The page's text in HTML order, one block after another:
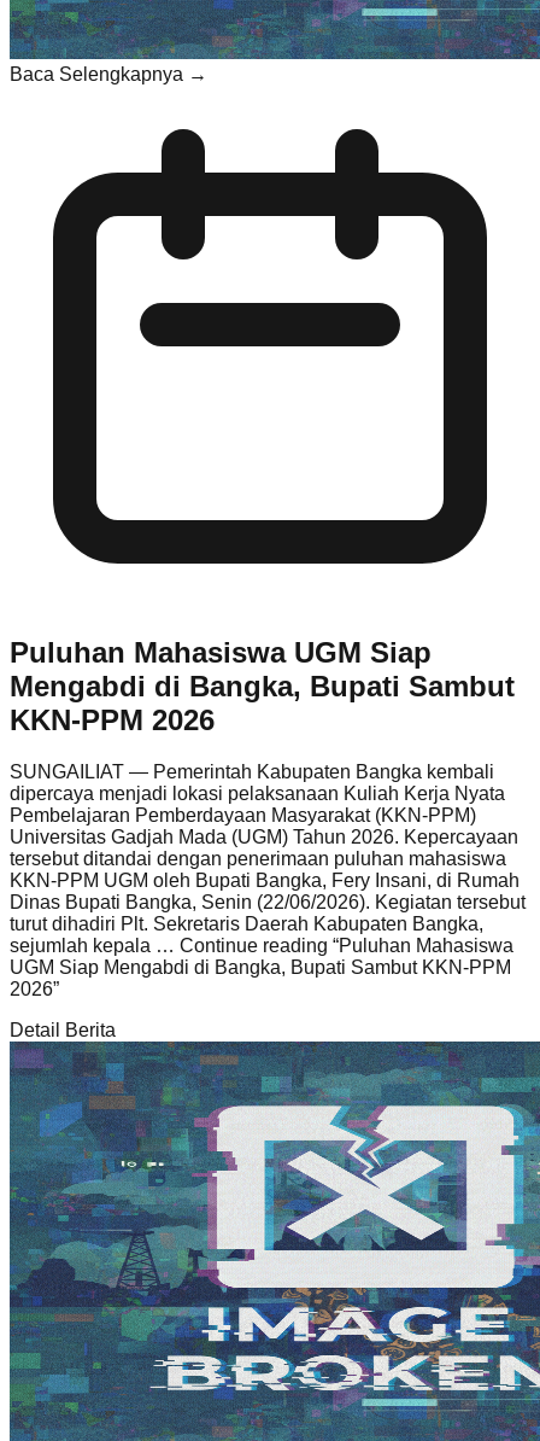
Baca Selengkapnya →
Puluhan Mahasiswa UGM Siap
Mengabdi di Bangka, Bupati Sambut
KKN-PPM 2026
SUNGAILIAT — Pemerintah Kabupaten Bangka kembali
dipercaya menjadi lokasi pelaksanaan Kuliah Kerja Nyata
Pembelajaran Pemberdayaan Masyarakat (KKN-PPM)
Universitas Gadjah Mada (UGM) Tahun 2026. Kepercayaan
tersebut ditandai dengan penerimaan puluhan mahasiswa
KKN-PPM UGM oleh Bupati Bangka, Fery Insani, di Rumah
Dinas Bupati Bangka, Senin (22/06/2026). Kegiatan tersebut
turut dihadiri Plt. Sekretaris Daerah Kabupaten Bangka,
sejumlah kepala … Continue reading “Puluhan Mahasiswa
UGM Siap Mengabdi di Bangka, Bupati Sambut KKN-PPM
2026”
Detail Berita